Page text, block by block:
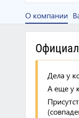
О компании
Дела у
А еще у